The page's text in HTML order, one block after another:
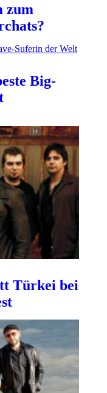
zum
Big-
Türkei bei